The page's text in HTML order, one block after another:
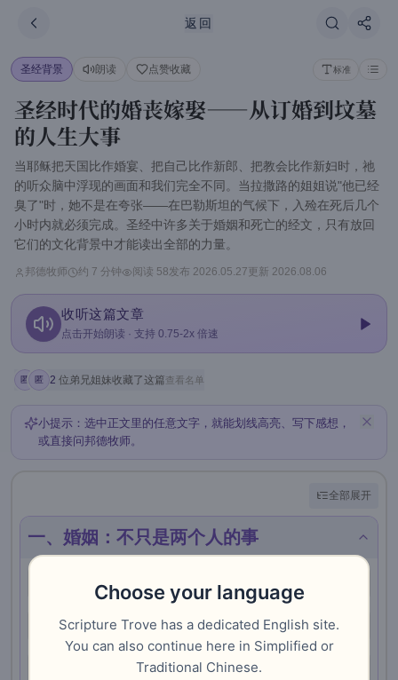
返回
圣经背景 朗读 点赞收藏 标准
圣经时代的婚丧嫁娶——从订婚到坟墓
的人生大事
当耶稣把天国比作婚宴、把自己比作新郎、把教会比作新妇时，祂
的听众脑中浮现的画面和我们完全不同。当拉撒路的姐姐说"他已经
臭了"时，她不是在夸张——在巴勒斯坦的气候下，入殓在死后几个
小时内就必须完成。圣经中许多关于婚姻和死亡的经文，只有放回
它们的文化背景中才能读出全部的力量。
邦德牧师 约 7 分钟 阅读 58发布 2026.05.27更新 2026.08.06
收听这篇文章
点击开始朗读 · 支持 0.75-2x 倍速
匿 匿 2 位弟兄姐妹收藏了这篇查看名单
小提示：选中正文里的任意文字，就能划线高亮、写下感想，
或直接问邦德牧师。
全部展开
一、婚姻：不只是两个人的事
议婚与订婚
婚礼
Choose your language
Scripture Trove has a dedicated English site.
You can also continue here in Simplified or
Traditional Chinese.